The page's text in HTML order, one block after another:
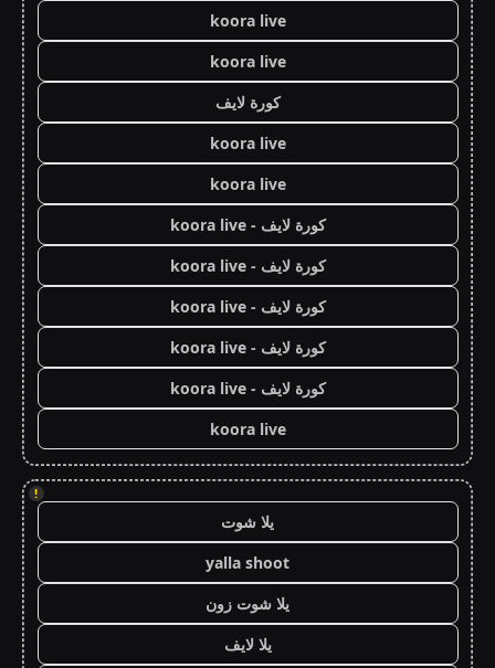
koora live
koora live
كورة لايف
koora live
koora live
كورة لايف - koora live
كورة لايف - koora live
كورة لايف - koora live
كورة لايف - koora live
كورة لايف - koora live
koora live
!
يلا شوت
yalla shoot
يلا شوت زون
يلا لايف